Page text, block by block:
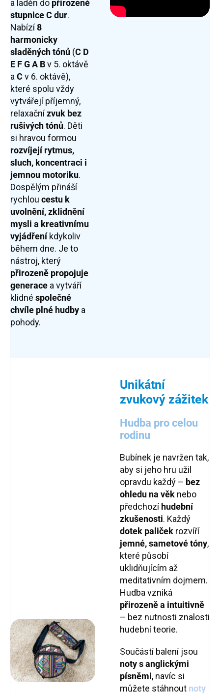
a laděn do přirozené
stupniceC dur.
Nabízí8
harmonicky
sladěných tónů (C D
E F G A Bv 5. oktávě
aC v 6. oktávě),
které spolu vždy
vytvářejí příjemný,
relaxačnízvuk bez
rušivých tónů. Děti
si hravou formou
rozvíjejí rytmus,
sluch, koncentraci i
jemnou motoriku.
Dospělým přináší
rychlou cestu k
uvolnění, zklidnění
mysli a kreativnímu
vyjádření kdykoliv
během dne. Je to
nástroj, který
přirozeně propojuje
generace a vytváří
klidné společné
chvíle plné hudby a
pohody.
Unikátní
zvukový zážitek
Hudba pro celou
rodinu
Bubínek je navržen tak,
aby si jeho hru užil
opravdu každý – bez
ohledu na věk nebo
předchozí hudební
zkušenosti. Každý
dotek paliček rozvíří
jemné, sametové tóny,
které působí
uklidňujícím až
meditativním dojmem.
Hudba vzniká
přirozeně a intuitivně
– bez nutnosti znalosti
hudební teorie.
Součástí balení jsou
noty s anglickými
písněmi, navíc si
můžete stáhnout noty